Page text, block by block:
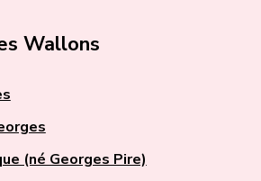
Wallons
(né Georges Pire)